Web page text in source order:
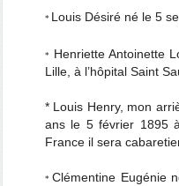
* Louis Désiré né le 5
* Henriette Antoinette
Lille, à l’hôpital Saint
* Louis Henry, mon
ans le 5 février 1895
France il sera
*Clémentine Eugénie